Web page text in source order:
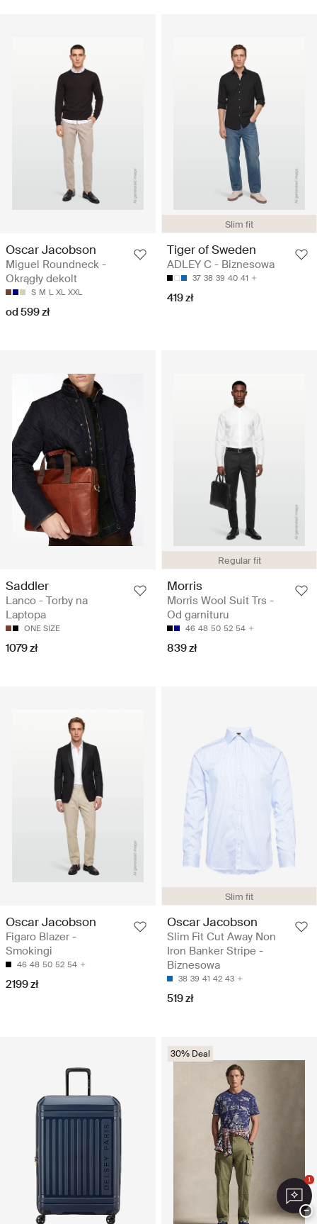
Oscar Jacobson
Miguel Roundneck -
Okrągły dekolt
S M L XL XXL
od 599 zł
Slim fit
Tiger of Sweden
ADLEY C - Biznesowa
37 38 39 40 41
419 zł
Saddler
Lanco - Torby na
Laptopa
ONE SIZE
1079 zł
Regular fit
Morris
Morris Wool Suit Trs -
Od garnituru
46 48 50 52 54
839 zł
Oscar Jacobson
Figaro Blazer -
Smokingi
46 48 50 52 54
2199 zł
Slim fit
Oscar Jacobson
Slim Fit Cut Away Non
Iron Banker Stripe -
Biznesowa
38 39 41 42 43
519 zł
30% Deal
1
−